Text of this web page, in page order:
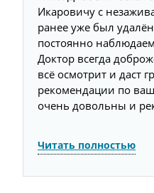
Икаровичу с
ранее уже был
постоянно
Доктор всегда
всё осмотрит и даст
рекомендации по
очень довольны и
Читать полностью